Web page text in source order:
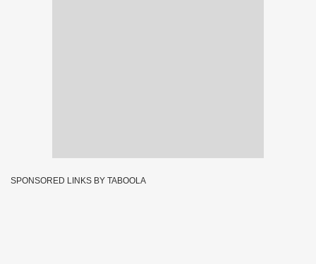
SPONSORED LINKS BY TABOOLA